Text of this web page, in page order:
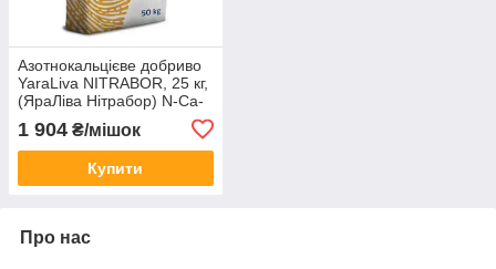
Азотнокальцієве добриво
YaraLiva NITRABOR, 25 кг,
(ЯраЛіва Нітрабор) N-Ca-
ґрунтового внесення
1 904 ₴/мішок
Купити
Про нас